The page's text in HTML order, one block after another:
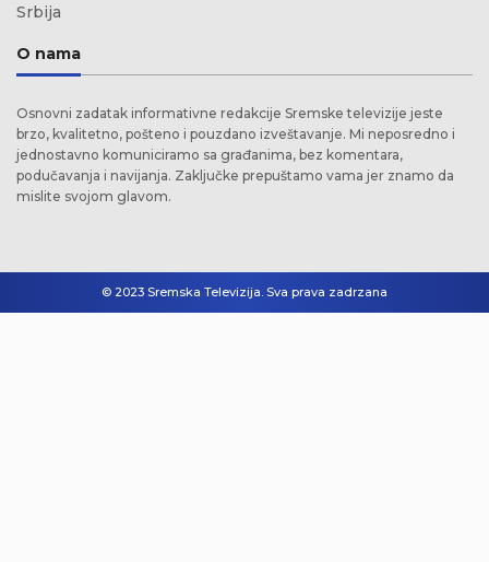
Srbija
O nama
Osnovni zadatak informativne redakcije Sremske televizije jeste
brzo, kvalitetno, pošteno i pouzdano izveštavanje. Mi neposredno i
jednostavno komuniciramo sa građanima, bez komentara,
podučavanja i navijanja. Zaključke prepuštamo vama jer znamo da
mislite svojom glavom.
© 2023 Sremska Televizija. Sva prava zadrzana